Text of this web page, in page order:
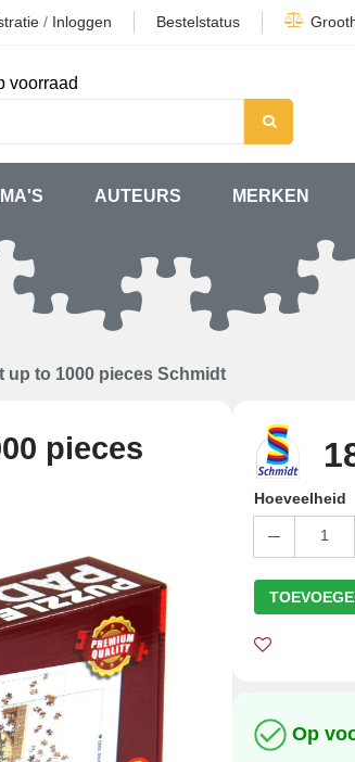
/ Inloggen Bestelstatus
voorraad
AUTEURS MERKEN
up to 1000 pieces Schmidt
pieces
Hoeveelheid
1
Op